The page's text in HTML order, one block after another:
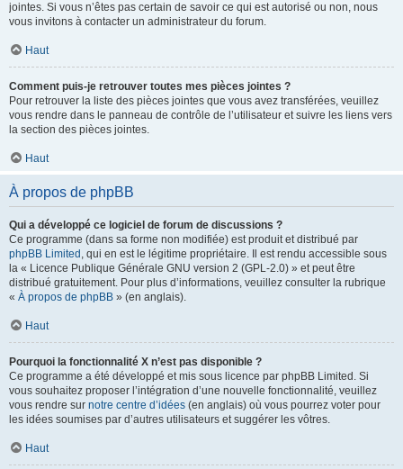
jointes. Si vous n’êtes pas certain de savoir ce qui est autorisé ou non, nous
vous invitons à contacter un administrateur du forum.
Haut
Comment puis-je retrouver toutes mes pièces jointes ?
Pour retrouver la liste des pièces jointes que vous avez transférées, veuillez
vous rendre dans le panneau de contrôle de l’utilisateur et suivre les liens vers
la section des pièces jointes.
Haut
À propos de phpBB
Qui a développé ce logiciel de forum de discussions ?
Ce programme (dans sa forme non modifiée) est produit et distribué par
phpBB Limited , qui en est le légitime propriétaire. Il est rendu accessible sous
la « Licence Publique Générale GNU version 2 (GPL-2.0) » et peut être
distribué gratuitement. Pour plus d’informations, veuillez consulter la rubrique
« À propos de phpBB » (en anglais).
Haut
Pourquoi la fonctionnalité X n’est pas disponible ?
Ce programme a été développé et mis sous licence par phpBB Limited. Si
vous souhaitez proposer l’intégration d’une nouvelle fonctionnalité, veuillez
vous rendre sur notre centre d’idées (en anglais) où vous pourrez voter pour
les idées soumises par d’autres utilisateurs et suggérer les vôtres.
Haut